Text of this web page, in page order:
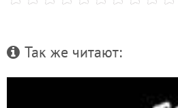
Так же читают: